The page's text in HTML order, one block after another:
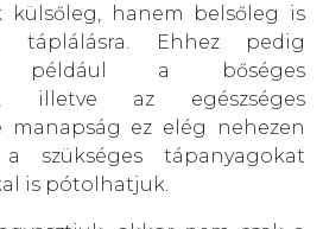
külsőleg, hanem belsőleg is
táplálásra. Ehhez pedig
például a bőséges
illetve az egészséges
manapság ez elég nehezen
szükséges tápanyagokat
is pótolhatjuk.